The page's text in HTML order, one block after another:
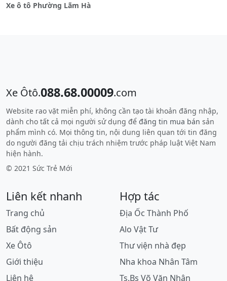
Xe ô tô Phường Lãm Hà
Xe Ôtô.088.68.00009.com
Website rao vặt miễn phí, không cần tạo tài khoản đăng nhập,
dành cho tất cả mọi người sử dụng để đăng tin mua bán sản
phẩm mình có. Mọi thông tin, nội dung liên quan tới tin đăng
do người đăng tải chịu trách nhiệm trước pháp luật Việt Nam
hiện hành.
© 2021 Sức Trẻ Mới
Liên kết nhanh
Trang chủ
Bất động sản
Xe Ôtô
Giới thiệu
Liên hệ
Hợp tác
Địa Ốc Thành Phố
Alo Vật Tư
Thư viện nhà đẹp
Nha khoa Nhân Tâm
Ts.Bs Võ Văn Nhân